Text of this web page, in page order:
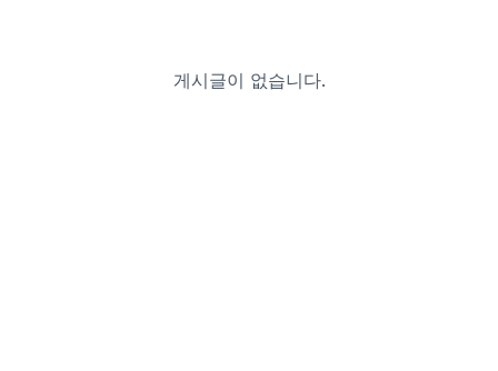
게시글이 없습니다.